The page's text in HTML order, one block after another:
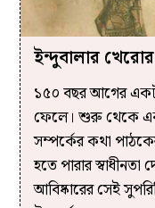
ইন্দুবালার
১৫০ বছর আগের একটা
ফেলে। শুরু থেকে
সম্পর্কের কথা
হতে পারার
আবিষ্কারের সেই